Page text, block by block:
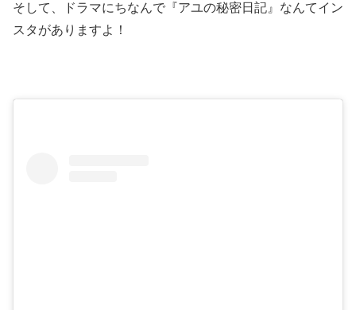
そして、ドラマにちなんで『アユの秘密日記』なんてイン
スタがありますよ！